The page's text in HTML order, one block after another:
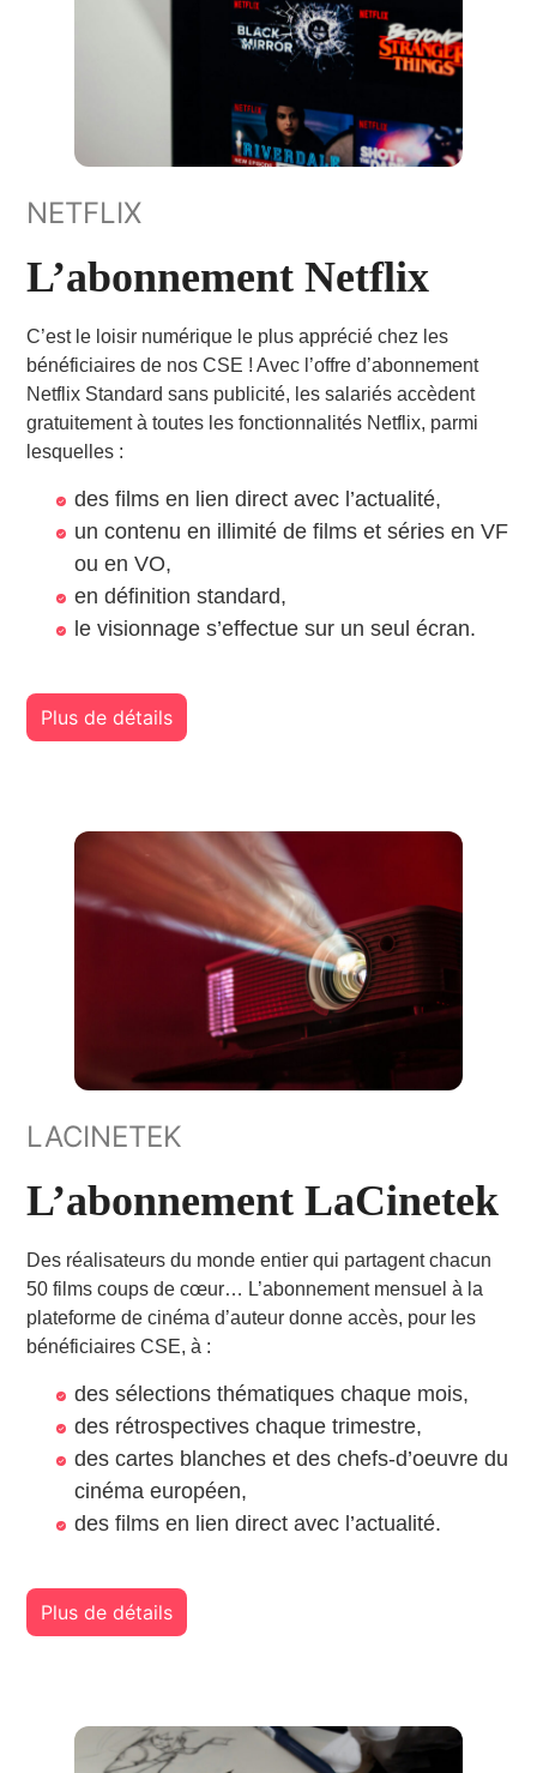
NETFLIX
L’abonnement Netflix
C’est le loisir numérique le plus apprécié chez les
bénéficiaires de nos CSE ! Avec l’offre d’abonnement
Netflix Standard sans publicité, les salariés accèdent
gratuitement à toutes les fonctionnalités Netflix, parmi
lesquelles :
des films en lien direct avec l’actualité,
un contenu en illimité de films et séries en VF
ou en VO,
en définition standard,
le visionnage s’effectue sur un seul écran.
Plus de détails
LACINETEK
L’abonnement LaCinetek
Des réalisateurs du monde entier qui partagent chacun
50 films coups de cœur… L’abonnement mensuel à la
plateforme de cinéma d’auteur donne accès, pour les
bénéficiaires CSE, à :
des sélections thématiques chaque mois,
des rétrospectives chaque trimestre,
des cartes blanches et des chefs-d’oeuvre du
cinéma européen,
des films en lien direct avec l’actualité.
Plus de détails